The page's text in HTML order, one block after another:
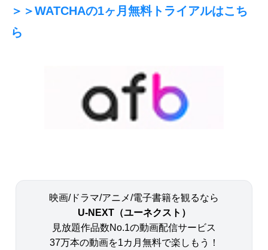
＞＞WATCHAの1ヶ月無料トライアルはこち
ら
映画/ドラマ/アニメ/電子書籍を観るなら
U-NEXT（ユーネクスト）
見放題作品数No.1の動画配信サービス
37万本の動画を1カ月無料で楽しもう！